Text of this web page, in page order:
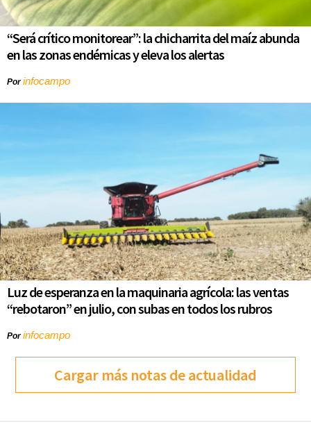
“Será crítico monitorear”: la chicharrita del maíz abunda
en las zonas endémicas y eleva los alertas
Porinfocampo
Luz de esperanza en la maquinaria agrícola: las ventas
“rebotaron” en julio, con subas en todos los rubros
Porinfocampo
Cargar más notas de actualidad